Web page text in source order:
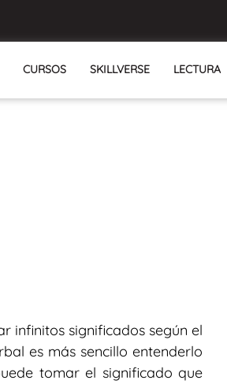
CURSOS SKILLVERSE LECTURA
infinitos significados según el
es más sencillo entenderlo
tomar el significado que